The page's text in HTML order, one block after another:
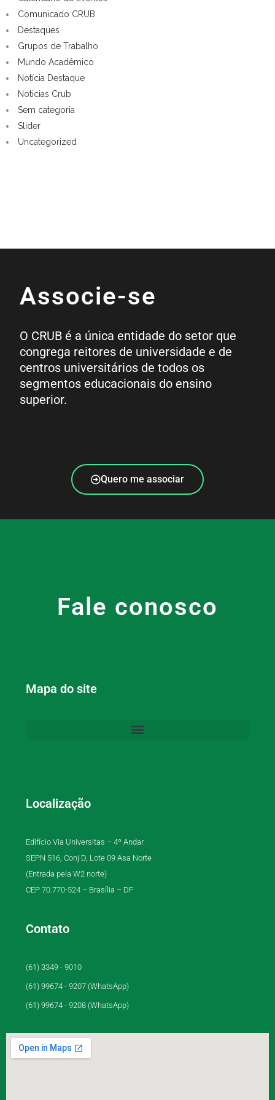
Comunicado CRUB
Destaques
Grupos de Trabalho
Mundo Acadêmico
Notícia Destaque
Noticias Crub
Sem categoria
Slider
Uncategorized
Associe-se
O CRUB é a única entidade do setor que
congrega reitores de universidade e de
centros universitários de todos os
segmentos educacionais do ensino
superior.
Quero me associar
Fale conosco
Mapa do site
Localização
Edifício Via Universitas – 4º Andar
SEPN 516, Conj D, Lote 09 Asa Norte
(Entrada pela W2 norte)
CEP 70.770-524 – Brasília – DF
Contato
(61) 3349 - 9010
(61) 99674 - 9207 (WhatsApp)
(61) 99674 - 9208 (WhatsApp)